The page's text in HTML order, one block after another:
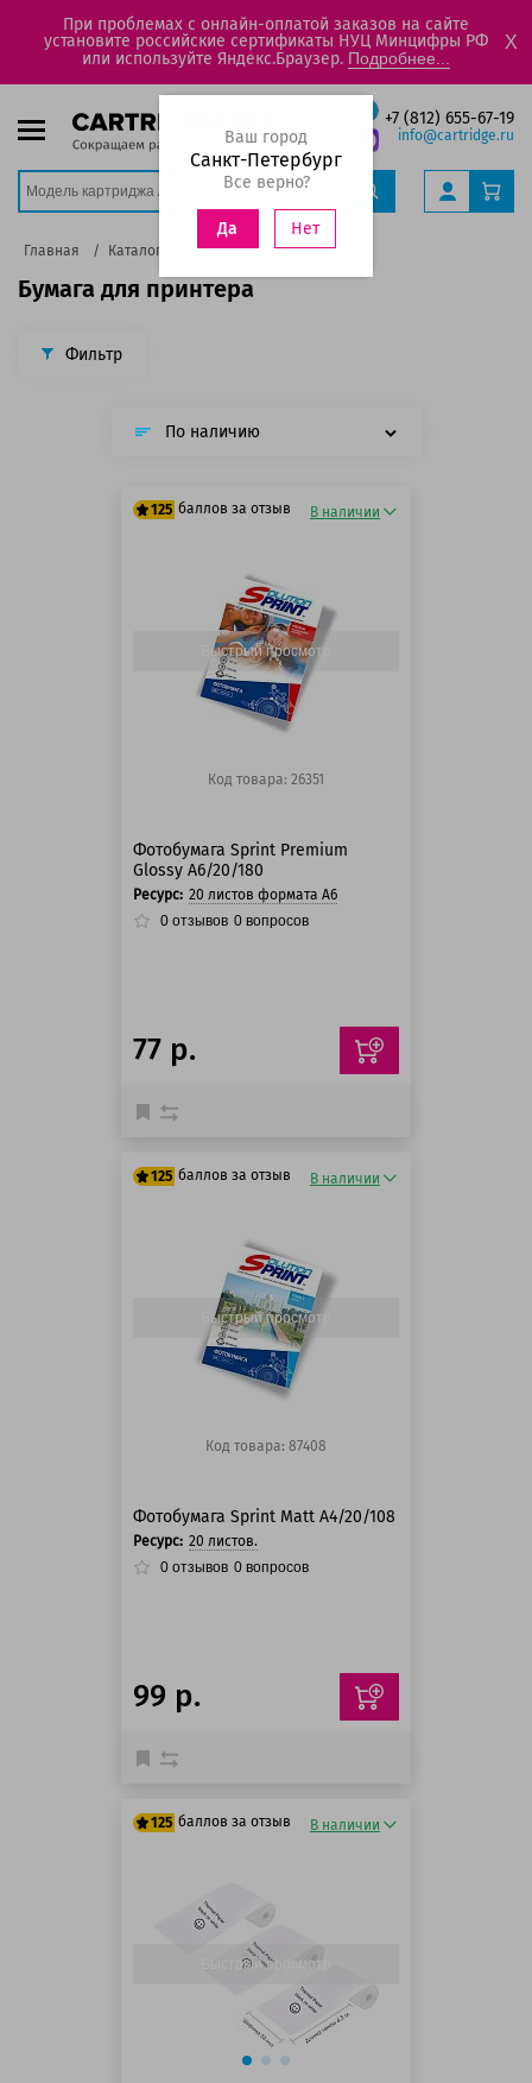
При проблемах с онлайн-оплатой заказов на сайте
установите российские сертификаты НУЦ Минцифры РФ
или используйте Яндекс.Браузер. Подробнее...
X
+7 (812) 655-67-19
info@cartridge.ru
Ваш город
Санкт-Петербург
Все верно?
Да Нет
Главная Каталог
Бумага для принтера
Фильтр
По наличию
125 баллов за отзыв
125 баллов
В наличии
Быстрый просмотр
Код товара: 26351
Фотобумага Sprint Premium
Glossy A6/20/180
Ресурс: 20 листов формата А6
0 отзывов 0 вопросов
77 р.
125 баллов за отзыв
125 баллов
В наличии
Быстрый просмотр
Код товара: 87408
Фотобумага Sprint Matt A4/20/108
Ресурс: 20 листов.
0 отзывов 0 вопросов
99 р.
125 баллов за отзыв
125 баллов
В наличии
Быстрый просмотр